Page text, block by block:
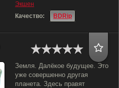
Экшен
Качество:
BDRip
Земля. Далёкое будущее. Это
уже совершенно другая
планета. Здесь правят